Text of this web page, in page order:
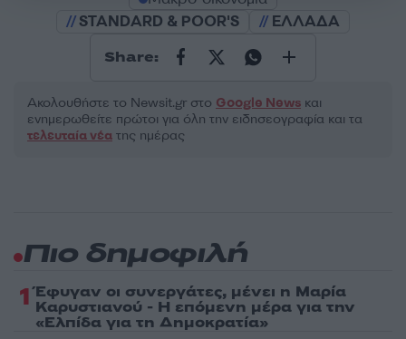
STANDARD & POOR'S
ΕΛΛΑΔΑ
Share:
Ακολουθήστε το Νewsit.gr στο Google News και
ενημερωθείτε πρώτοι για όλη την ειδησεογραφία και τα
τελευταία νέα της ημέρας
Πιο δημοφιλή
1 Έφυγαν οι συνεργάτες, μένει η Μαρία
Καρυστιανού - Η επόμενη μέρα για την
«Ελπίδα για τη Δημοκρατία»